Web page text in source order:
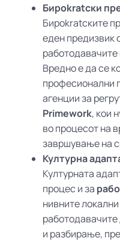
Бироkratски
Бироkratските
еден предизвик
работодавачите
Вредно е да се
професионални
агенции за
Primework, кои
во процесот на
завршување на
Културна
Културната
процес и за
нивните
и разбирање,